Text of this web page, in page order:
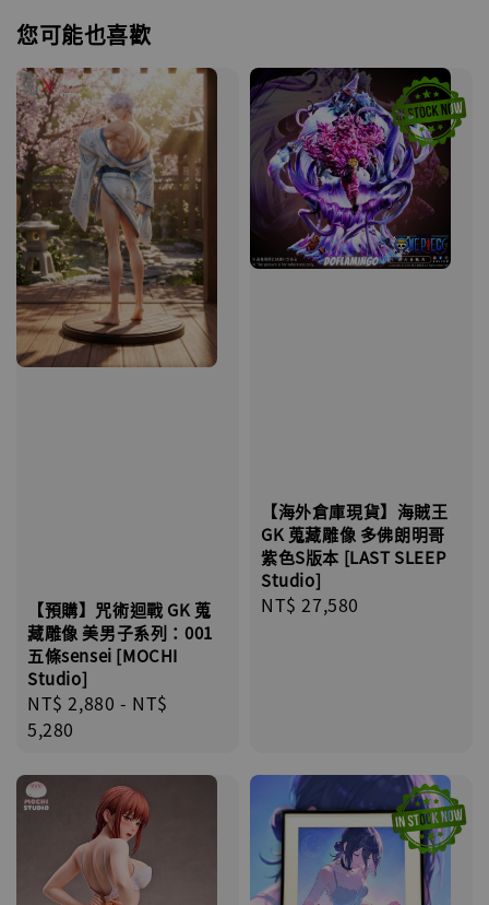
您可能也喜歡
【預購】咒術迴戰 GK 蒐
藏雕像 美男子系列：001
五條sensei [MOCHI
Studio]
Regular
price
NT$ 2,880 - NT$
5,280
【海外倉庫現貨】海賊王
GK 蒐藏雕像 多佛朗明哥
紫色S版本 [LAST SLEEP
Studio]
Regular
NT$ 27,580